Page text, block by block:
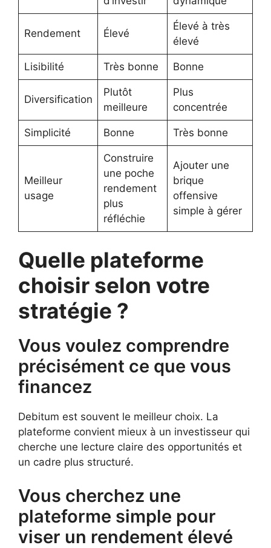
Rendement Élevé
Élevé à très
élevé
Lisibilité Très bonne Bonne
Diversification
Plutôt
meilleure
Plus
concentrée
Simplicité Bonne Très bonne
Meilleur
usage
Construire
une poche
rendement
plus
réfléchie
Ajouter une
brique
offensive
simple à gérer
Quelle plateforme
choisir selon votre
stratégie ?
Vous voulez comprendre
précisément ce que vous
financez
Debitum est souvent le meilleur choix. La
plateforme convient mieux à un investisseur qui
cherche une lecture claire des opportunités et
un cadre plus structuré.
Vous cherchez une
plateforme simple pour
viser un rendement élevé